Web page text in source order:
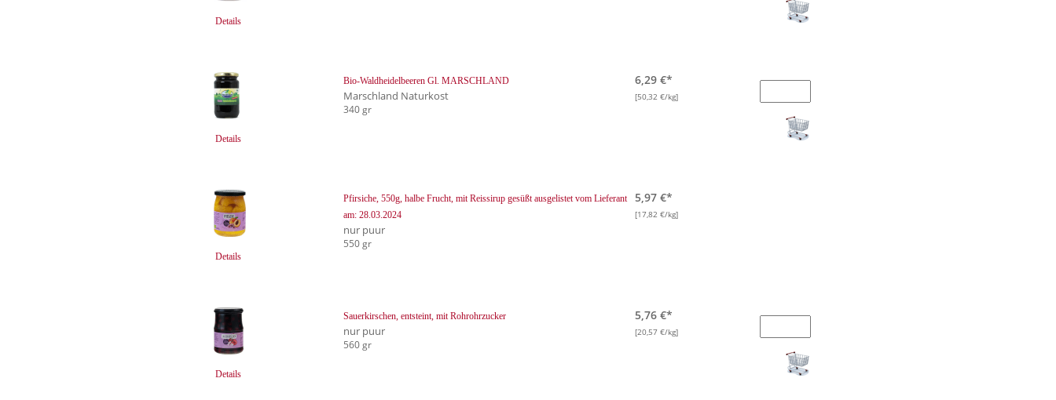
Details
Details
Bio-Waldheidelbeeren Gl. MARSCHLAND
Marschland Naturkost
340 gr
6,29 €*
[50,32 €/kg]
Details
Pfirsiche, 550g, halbe Frucht, mit Reissirup gesüßtausgelistet vom Lieferant
am: 28.03.2024
nur puur
550 gr
5,97 €*
[17,82 €/kg]
Details
Sauerkirschen, entsteint, mit Rohrohrzucker
nur puur
560 gr
5,76 €*
[20,57 €/kg]